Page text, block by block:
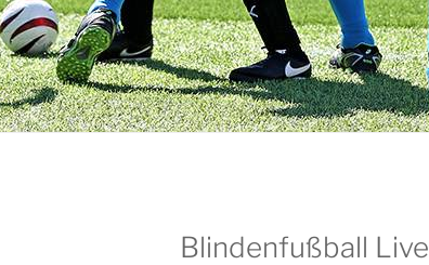
Blindenfußball Live